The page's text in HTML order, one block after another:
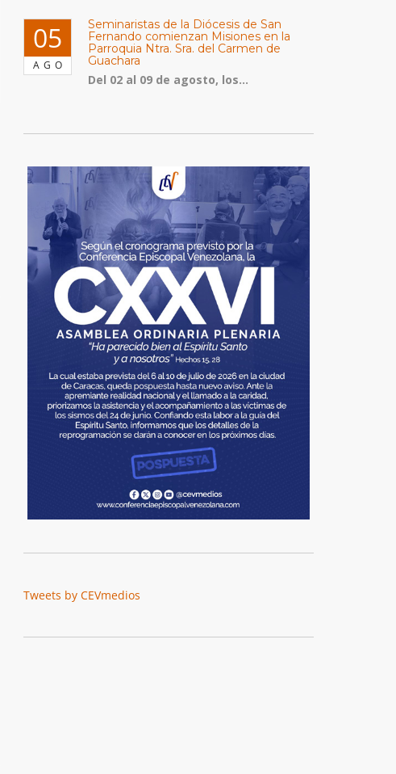
05
AGO
Seminaristas de la Diócesis de San
Fernando comienzan Misiones en la
Parroquia Ntra. Sra. del Carmen de
Guachara
Del 02 al 09 de agosto, los...
Tweets by CEVmedios